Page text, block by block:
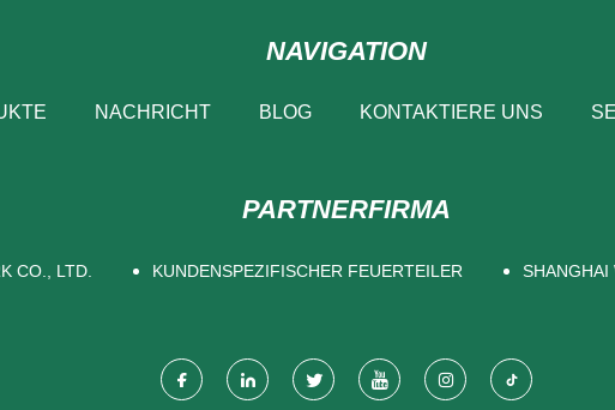
NAVIGATION
NACHRICHT BLOG KONTAKTIERE UNS
PARTNERFIRMA
CO., LTD. KUNDENSPEZIFISCHER FEUERTEILER SHANGHAI